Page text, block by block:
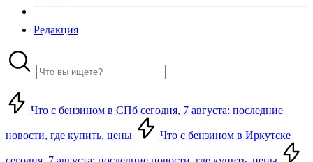
Редакция
Что с бензином в СПб сегодня, 7 августа: последние
новости, где купить, цены Что с бензином в Иркутске